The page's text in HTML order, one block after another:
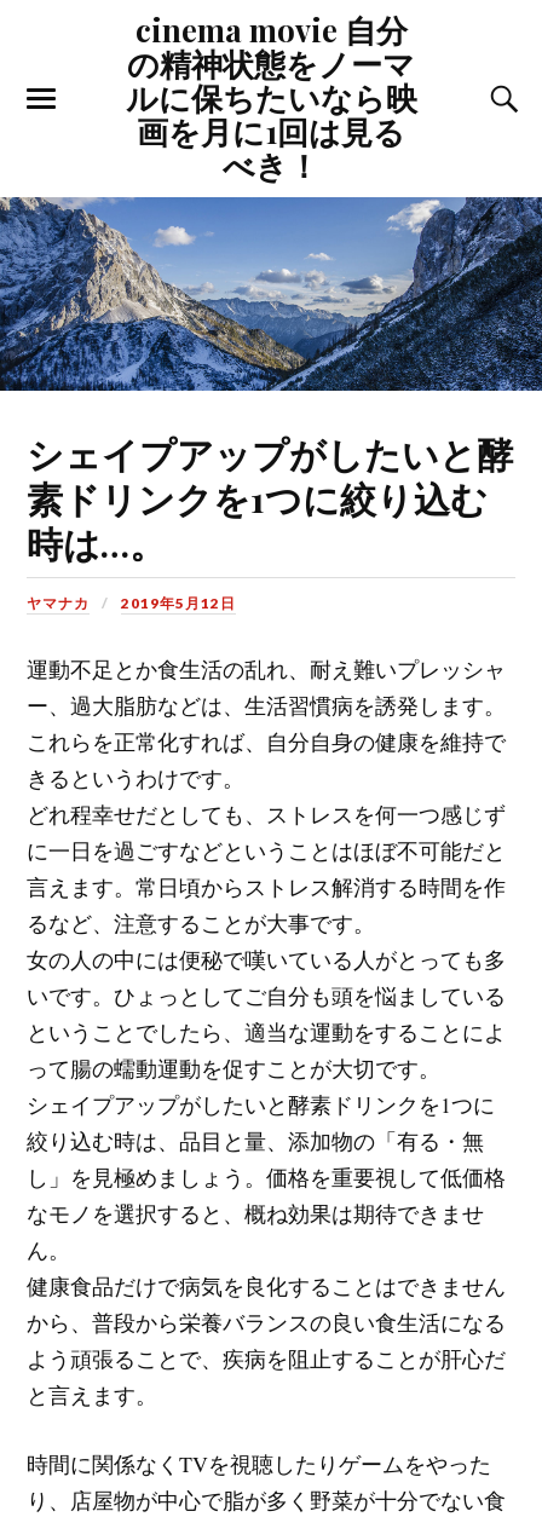
cinema movie 自分
の精神状態をノーマ
ルに保ちたいなら映
画を月に1回は見る
べき！
シェイプアップがしたいと酵
素ドリンクを1つに絞り込む
時は…。
ヤマナカ 2019年5月12日
運動不足とか食生活の乱れ、耐え難いプレッシャ
ー、過大脂肪などは、生活習慣病を誘発します。
これらを正常化すれば、自分自身の健康を維持で
きるというわけです。
どれ程幸せだとしても、ストレスを何一つ感じず
に一日を過ごすなどということはほぼ不可能だと
言えます。常日頃からストレス解消する時間を作
るなど、注意することが大事です。
女の人の中には便秘で嘆いている人がとっても多
いです。ひょっとしてご自分も頭を悩ましている
ということでしたら、適当な運動をすることによ
って腸の蠕動運動を促すことが大切です。
シェイプアップがしたいと酵素ドリンクを1つに
絞り込む時は、品目と量、添加物の「有る・無
し」を見極めましょう。価格を重要視して低価格
なモノを選択すると、概ね効果は期待できませ
ん。
健康食品だけで病気を良化することはできません
から、普段から栄養バランスの良い食生活になる
よう頑張ることで、疾病を阻止することが肝心だ
と言えます。
時間に関係なくTVを視聴したりゲームをやった
り、店屋物が中心で脂が多く野菜が十分でない食